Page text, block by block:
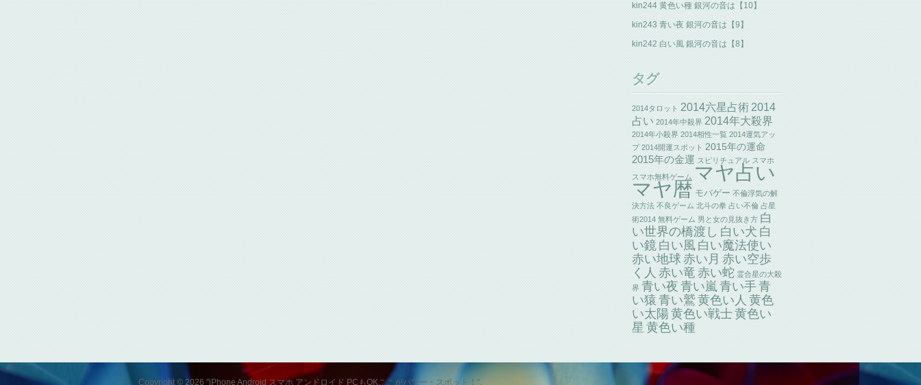
kin244 黄色い種 銀河の音は【10】
kin243 青い夜 銀河の音は【9】
kin242 白い風 銀河の音は【8】
タグ
2014タロット 2014六星占術 2014
占い 2014年中殺界 2014年大殺界
2014年小殺界 2014相性一覧 2014運気アッ
プ 2014開運スポット 2015年の運命
2015年の金運 スピリチュアル スマホ
スマホ無料ゲーム マヤ占い
マヤ暦 モバゲー 不倫浮気の解
決方法 不良ゲーム 北斗の拳 占い不倫 占星
術2014 無料ゲーム 男と女の見抜き方 白
い世界の橋渡し 白い犬 白
い鏡 白い風 白い魔法使い
赤い地球赤い月 赤い空歩
く人 赤い竜 赤い蛇 霊合星の大殺
界 青い夜 青い嵐青い手青
い猿 青い鷲黄色い人 黄色
い太陽黄色い戦士黄色い
星 黄色い種
Copyright © 2026 "iPhone Android スマホ アンドロイド PCもOKここがパワー・スポット！".